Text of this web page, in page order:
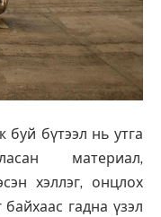
бүтээл нь утга
материал,
хэллэг, онцлох
гадна үзэл